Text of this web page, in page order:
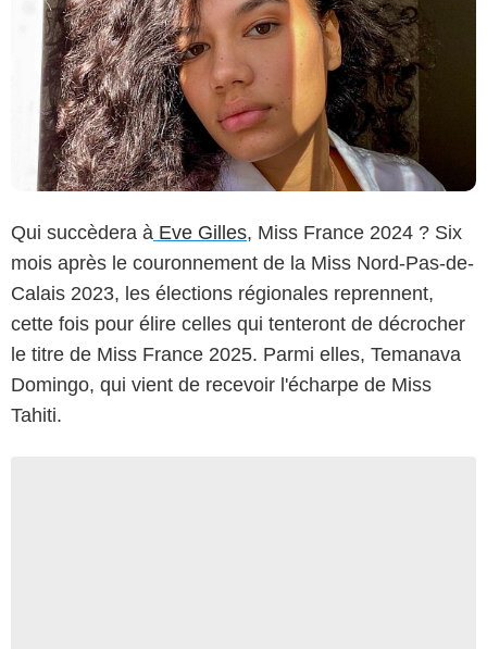
Qui succèdera à Eve Gilles, Miss France 2024 ? Six
mois après le couronnement de la Miss Nord-Pas-de-
Calais 2023, les élections régionales reprennent,
cette fois pour élire celles qui tenteront de décrocher
le titre de Miss France 2025. Parmi elles, Temanava
Domingo, qui vient de recevoir l'écharpe de Miss
Tahiti.